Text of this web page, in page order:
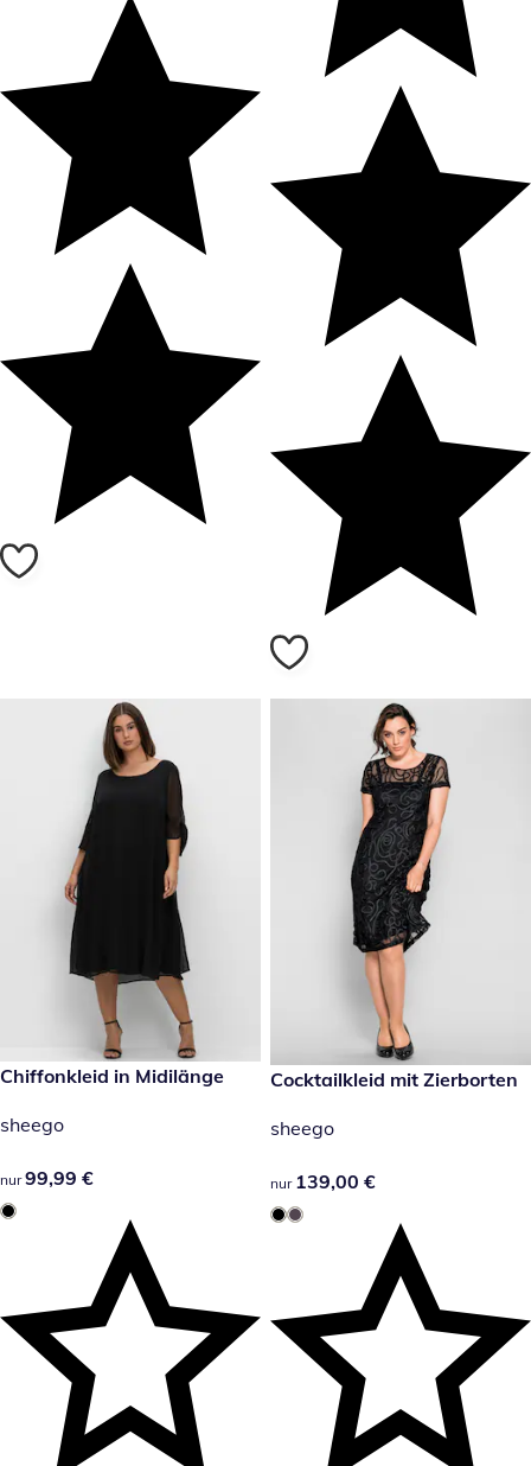
99,99 €
Chiffonkleid in Midilänge
sheego
99,99 €
nur 99,99 €
139,00 €
Cocktailkleid mit Zierborten
sheego
139,00 €
nur 139,00 €